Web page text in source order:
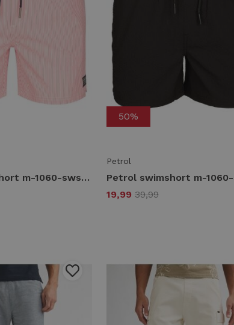
Petrol swimshort m-1060-sws954 Zwembroek 3099 fiery coral
50%
Petrol
19,99 39,99